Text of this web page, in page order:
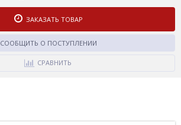
ЗАКАЗАТЬ ТОВАР
СООБЩИТЬ О ПОСТУПЛЕНИИ
СРАВНИТЬ